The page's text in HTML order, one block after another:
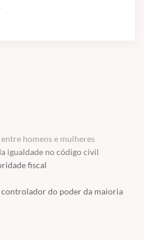
homens e mulheres
igualdade no código civil
fiscal
do poder da maioria